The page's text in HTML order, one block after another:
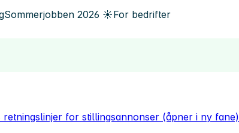
Sommerjobben 2026 ☀️For bedrifter
retningslinjer for stillingsannonser (åpner i ny fane)